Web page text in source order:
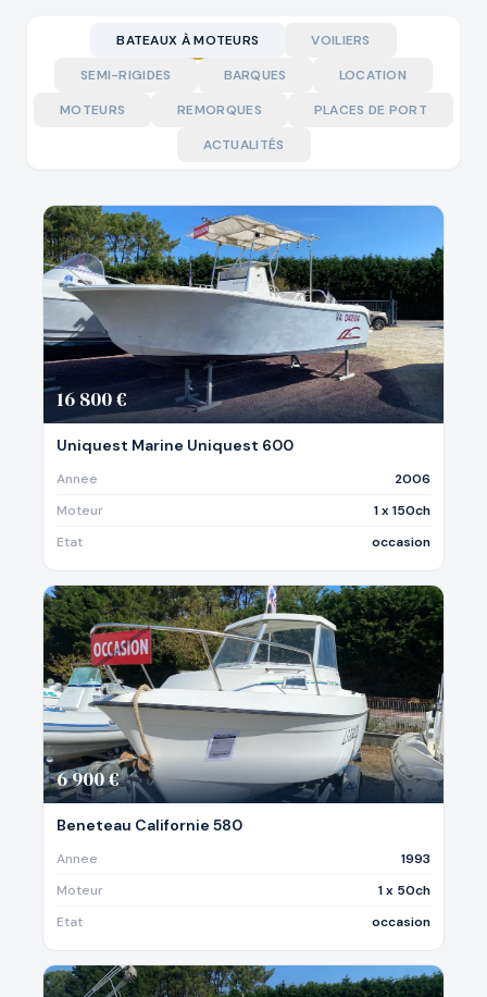
BATEAUX À MOTEURS
VOILIERS
SEMI-RIGIDES
BARQUES
LOCATION
MOTEURS
REMORQUES
PLACES DE PORT
ACTUALITÉS
16 800 €
Uniquest Marine Uniquest 600
Annee
2006
Moteur
1 x 150ch
Etat
occasion
6 900 €
Beneteau Californie 580
Annee
1993
Moteur
1 x 50ch
Etat
occasion